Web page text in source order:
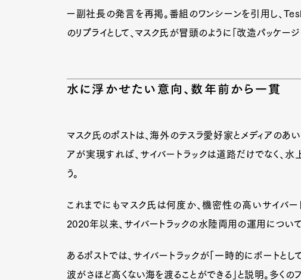
Pen
Pen Meet
ー副社長の発言を再掲。番組のワンシーンを引用し、
のリプライとして、マスク氏が冒頭のように「改造パッケー
水に浮かせたい意向、数年前から一貫
マスク氏のポストは、海外のテスラ愛好家とメディアのあ
アが実現すれば、サイバートラックは道路だけでなく、
う。
これまでにもマスク氏は何度か、機密性の高いサイバー
2020年以来、サイバートラックの水陸両用の運用について
あるポストでは、サイバートラックが「一時的にボートと
波がさほど高くない海を渡ることができる」と説明。多くの